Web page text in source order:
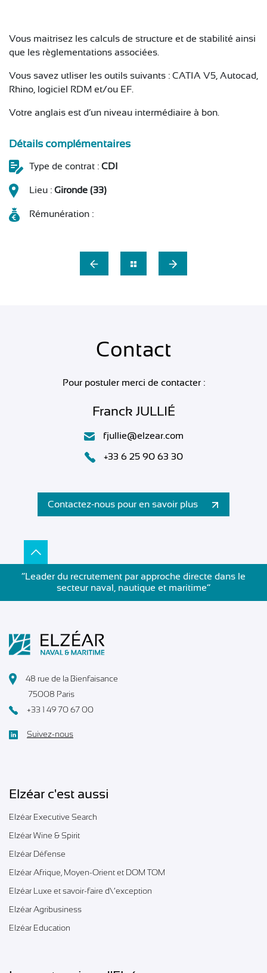
Vous maitrisez les calculs de structure et de stabilité ainsi
que les règlementations associées.
Vous savez utliser les outils suivants : CATIA V5, Autocad,
Rhino, logiciel RDM et/ou EF.
Votre anglais est d’un niveau intermédiaire à bon.
Détails complémentaires
Type de contrat : CDI
Lieu : Gironde (33)
Rémunération :
Contact
Pour postuler merci de contacter :
Franck JULLIÉ
fjullie@elzear.com
+33 6 25 90 63 30
Contactez-nous pour en savoir plus
”Leader du recrutement par approche directe dans le
secteur naval, nautique et maritime”
48 rue de la Bienfaisance
75008 Paris
+33 1 49 70 67 00
Suivez-nous
Elzéar c'est aussi
Elzéar Executive Search
Elzéar Wine & Spirit
Elzéar Défense
Elzéar Afrique, Moyen-Orient et DOM TOM
Elzéar Luxe et savoir-faire d\’exception
Elzéar Agribusiness
Elzéar Education